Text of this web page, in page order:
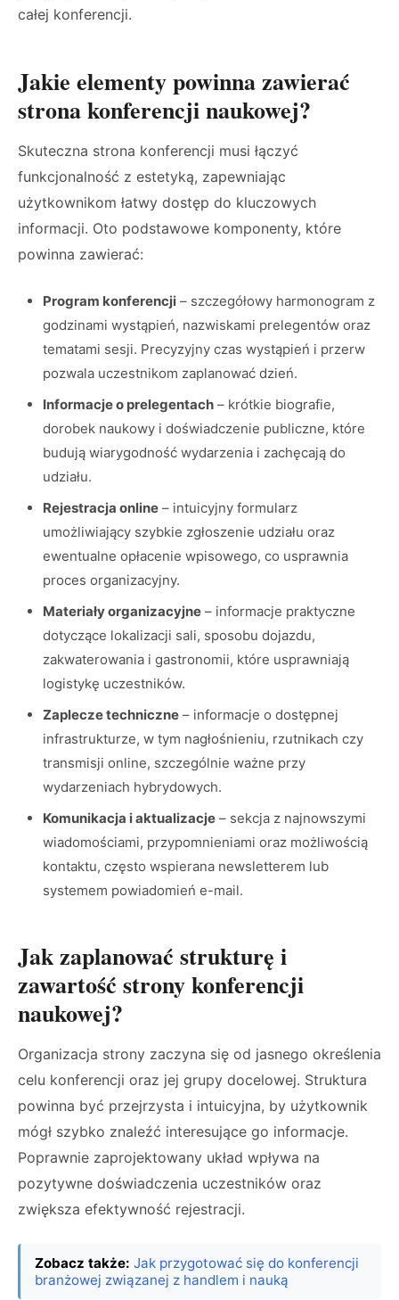
całej konferencji.
Jakie elementy powinna zawierać
strona konferencji naukowej?
Skuteczna strona konferencji musi łączyć
funkcjonalność z estetyką, zapewniając
użytkownikom łatwy dostęp do kluczowych
informacji. Oto podstawowe komponenty, które
powinna zawierać:
Program konferencji – szczegółowy harmonogram z
godzinami wystąpień, nazwiskami prelegentów oraz
tematami sesji. Precyzyjny czas wystąpień i przerw
pozwala uczestnikom zaplanować dzień.
Informacje o prelegentach – krótkie biografie,
dorobek naukowy i doświadczenie publiczne, które
budują wiarygodność wydarzenia i zachęcają do
udziału.
Rejestracja online – intuicyjny formularz
umożliwiający szybkie zgłoszenie udziału oraz
ewentualne opłacenie wpisowego, co usprawnia
proces organizacyjny.
Materiały organizacyjne – informacje praktyczne
dotyczące lokalizacji sali, sposobu dojazdu,
zakwaterowania i gastronomii, które usprawniają
logistykę uczestników.
Zaplecze techniczne – informacje o dostępnej
infrastrukturze, w tym nagłośnieniu, rzutnikach czy
transmisji online, szczególnie ważne przy
wydarzeniach hybrydowych.
Komunikacja i aktualizacje – sekcja z najnowszymi
wiadomościami, przypomnieniami oraz możliwością
kontaktu, często wspierana newsletterem lub
systemem powiadomień e-mail.
Jak zaplanować strukturę i
zawartość strony konferencji
naukowej?
Organizacja strony zaczyna się od jasnego określenia
celu konferencji oraz jej grupy docelowej. Struktura
powinna być przejrzysta i intuicyjna, by użytkownik
mógł szybko znaleźć interesujące go informacje.
Poprawnie zaprojektowany układ wpływa na
pozytywne doświadczenia uczestników oraz
zwiększa efektywność rejestracji.
Zobacz także: Jak przygotować się do konferencji
branżowej związanej z handlem i nauką